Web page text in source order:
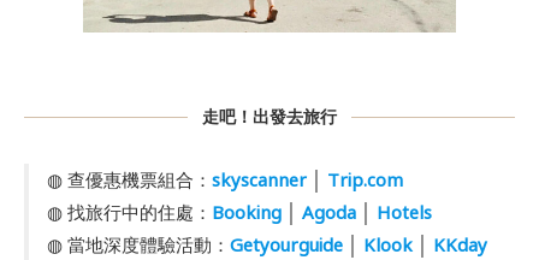
走吧！出發去旅行
◍ 查優惠機票組合： skyscanner│ Trip.com
◍ 找旅行中的住處： Booking│ Agoda│ Hotels
◍ 當地深度體驗活動： Getyourguide│ Klook│ KKday